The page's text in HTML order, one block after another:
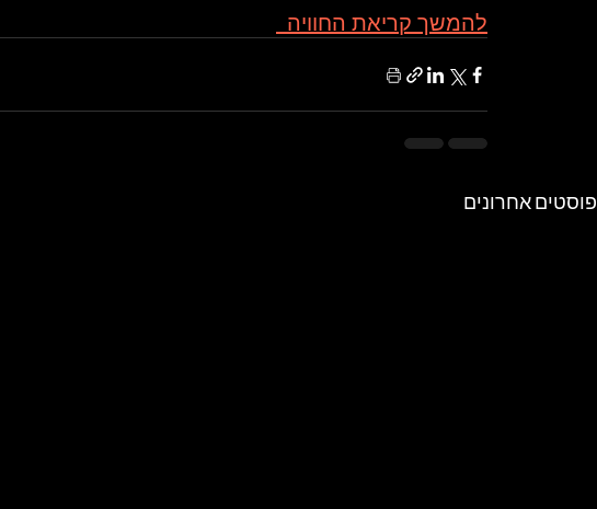
להמשך קריאת החוויה
פוסטים אחרונים